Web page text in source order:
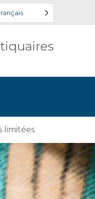
limitées